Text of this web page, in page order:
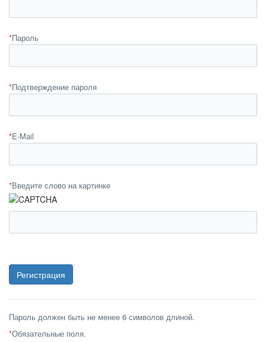
*Пароль
*Подтверждение пароля
*E-Mail
*Введите слово на картинке
Пароль должен быть не менее 6 символов длиной.
*Обязательные поля.